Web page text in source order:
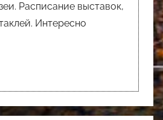
Расписание выставок,
Интересно